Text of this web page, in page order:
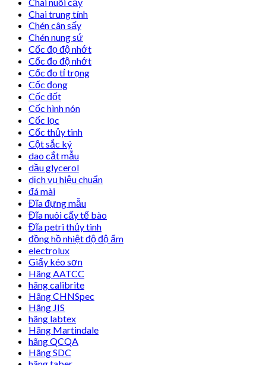
Chai nuôi cấy
Chai trung tính
Chén cân sấy
Chén nung sứ
Cốc đọ độ nhớt
Cốc đo độ nhớt
Cốc đo tỉ trọng
Cốc đong
Cốc đốt
Cốc hình nón
Cốc lọc
Cốc thủy tinh
Cột sắc ký
dao cắt mẫu
dầu glycerol
dịch vụ hiệu chuẩn
đá mài
Đĩa đựng mẫu
Đĩa nuôi cấy tế bào
Đĩa petri thủy tinh
đồng hồ nhiệt độ độ ẩm
electrolux
Giấy kéo sơn
Hãng AATCC
hãng calibrite
Hãng CHNSpec
Hãng JIS
hãng labtex
Hãng Martindale
hãng QCQA
Hãng SDC